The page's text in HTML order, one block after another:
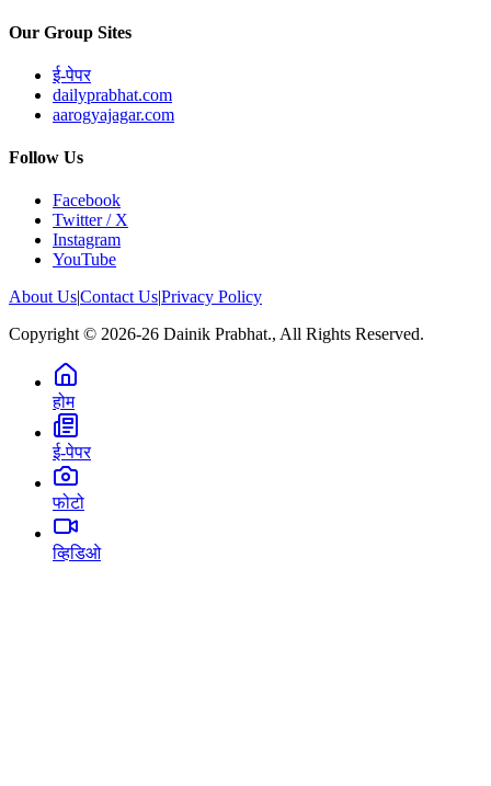
Our Group Sites
ई-पेपर
dailyprabhat.com
aarogyajagar.com
Follow Us
Facebook
Twitter / X
Instagram
YouTube
About Us|Contact Us|Privacy Policy
Copyright © 2026-26 Dainik Prabhat., All Rights Reserved.
होम
ई-पेपर
फोटो
व्हिडिओ